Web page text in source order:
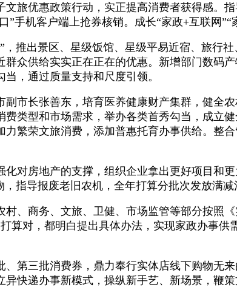
旅优惠政策行动，实正提高消费者获得感。
”手机客户端上抢券核销。成长“家政+互联网
出景区、星级饭馆、星级平易近宿、旅行
群众供给实实正在正在的优惠。新增部门数码
，通过质量支持和尺度引领。
长张善东，培育医养健康财产集群，健全
类型和市场需求，举办各类首秀勾当，成立
繁荣文旅消费，添加普惠托育办事供给。整
房地产的支撑，组织企业拿出更好项目和
指导报废老旧农机，全年打算分批次发放满
商务、文旅、卫健、市场监管等部分按照
算对，都明白提出具体办法，实现家政办事
三批消费券，鼎力奉行实体店线下购物无
快递办事新模式，操纵新手艺、新场景，鞭